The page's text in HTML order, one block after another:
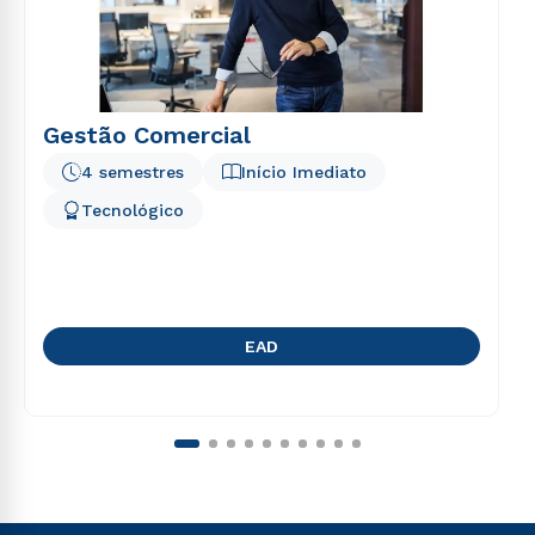
Gestão Comercial
Início Imediato
4 semestres
Tecnológico
EAD